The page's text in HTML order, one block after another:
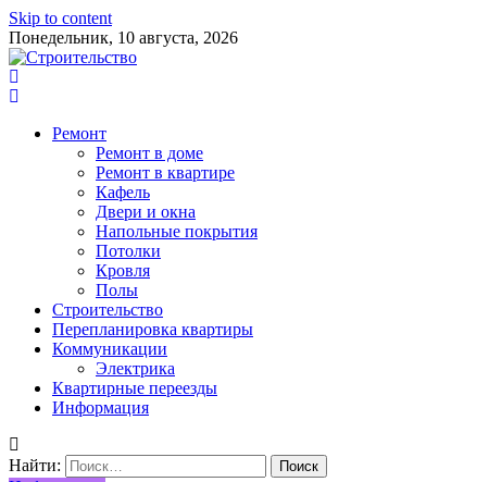
Skip to content
Понедельник, 10 августа, 2026
Ремонт
Ремонт в доме
Ремонт в квартире
Кафель
Двери и окна
Напольные покрытия
Потолки
Кровля
Полы
Строительство
Перепланировка квартиры
Коммуникации
Электрика
Квартирные переезды
Информация
Найти: